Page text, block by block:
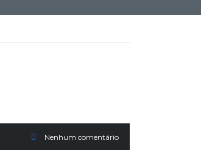
Nenhum comentário